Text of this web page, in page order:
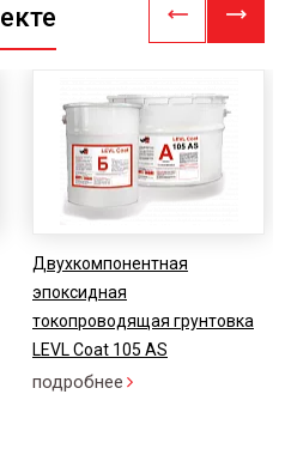
Двухкомпонентная
эпоксидная
токопроводящая грунтовка
LEVL Coat 105 AS
подробнее